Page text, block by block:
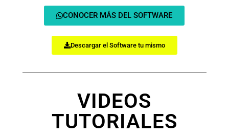
CONOCER MÁS DEL SOFTWARE
Descargar el Software tu mismo
VIDEOS
TUTORIALES